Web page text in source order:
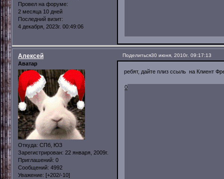
Провел на форуме:
2 месяца 10 дней
Последний визит:
4 декабря, 2023г. 00:49:06
Поделиться30 июня, 2010г. 09:17:13
Алексей
Аватар
Откуда: СПб, ЮЗ
Зарегистрирован: 22 января, 2009г.
Приглашений: 0
Сообщений: 4992
Уважение: [+202/-10]
ребят, дайте плиз ссыль на Клиент
0